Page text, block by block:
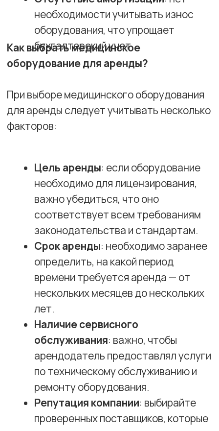
медицинского оборудования станет
отличным вариантом для достижения
ваших целей.
Нормативно-правовая база
аренды медицинского
Для каждой специализации утверждены
стандарты оснащения медицинского
кабинета.
измерений утвержден Постановление
Правительства Российской Федерации от
12 августа 2023 г. № 1332 "О внесении
изменений в Положение о
техническому обслуживанию
медицинских изделий (за исключением
случая, если техническое обслуживание
осуществляется для обеспечения)".
Актуальный перечень оборудования
Правительства РФ №2129 (до
1 сентября 2024) и Постановлении
Правительства РФ №1332 (с 1 сентября